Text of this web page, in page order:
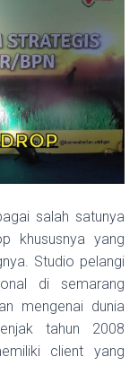
salah satunya
khususnya yang
Studio pelangi
di semarang
mengenai dunia
tahun 2008
client yang